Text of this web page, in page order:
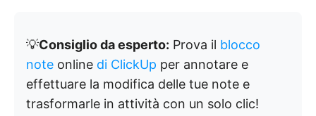
💡Consiglio da esperto: Prova il blocco
note online di ClickUp per annotare e
effettuare la modifica delle tue note e
trasformarle in attività con un solo clic!